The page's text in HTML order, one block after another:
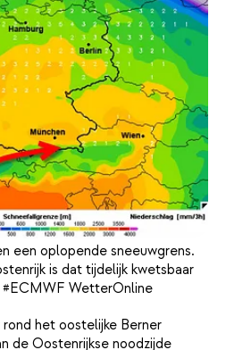
een oplopende sneeuwgrens.
is dat tijdelijk kwetsbaar
WetterOnline
het oostelijke Berner
de Oostenrijkse noodzijde